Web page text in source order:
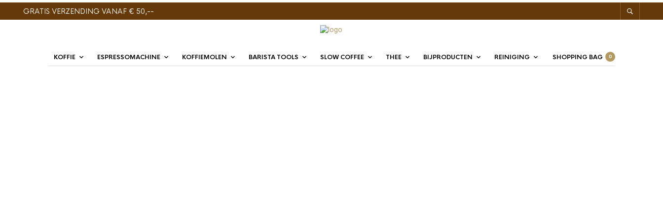
GRATIS VERZENDING VANAF € 50,--
KOFFIE ESPRESSOMACHINE KOFFIEMOLEN BARISTA TOOLS SLOW COFFEE THEE BIJPRODUCTEN REINIGING SHOPPING BAG 0